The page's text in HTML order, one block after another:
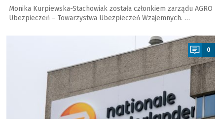
Monika Kurpiewska-Stachowiak została członkiem zarządu AGRO
Ubezpieczeń – Towarzystwa Ubezpieczeń Wzajemnych. …
0